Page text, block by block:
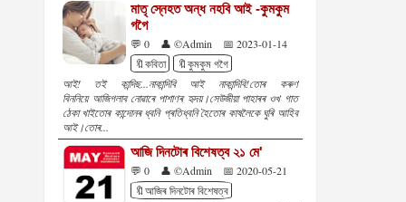
মাতৃ স্নেহত অন্ধ নহবি আই -কুমকুম
গগৈ
💬 0 👤 ©Admin
📅 2023-01-14
🔖কবিতা
🔖কুমকুম গগৈ
আই! তই কান্দিছ...নাকান্দিবি আই নাকান্দিবি!তোৰ কৰুণ
বিননিয়ে আজিগলাব নোৱাৰে পাশাণৰ হৃদয়।সেউজীয়া পাহাৰৰ ওখ গাত
ঠেকা খাইতোৰ কান্দোনৰ ধ্বনি প্ৰতিধ্বনি হৈতোৰ কাষলৈকে ঘুৰি আহিব
আই।তোৰ...
আজি দিনটোৰ বিশেষত্ব ২১ মে'
💬 0 👤 ©Admin
📅 2020-05-21
🔖আজিৰ দিনটোৰ বিশেষত্ব